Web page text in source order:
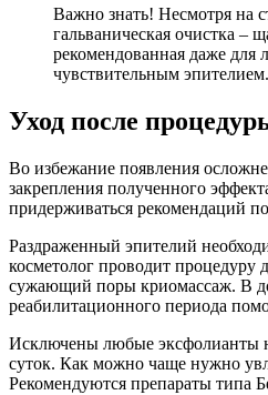
Важно знать! Несмотря на
гальваническая очистка –
рекомендованная даже для
чувствительным эпителием.
Уход после
Во избежание появления
закрепления полученного
придерживаться рекомендаций
Раздраженный эпителий
косметолог проводит процедуру
сужающий поры криомассаж. В
реабилитационного периода
Исключены любые эксфолианты
суток. Как можно чаще нужно
Рекомендуются препараты типа